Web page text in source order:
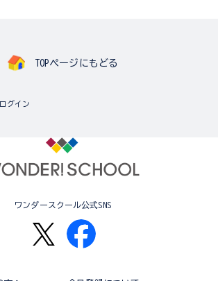
TOPページにもどる
ログイン
ワンダースクール公式SNS